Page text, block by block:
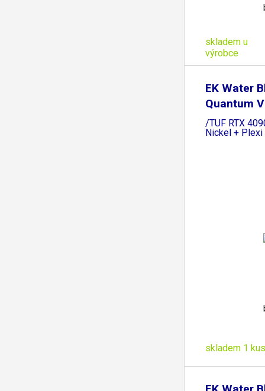
skladem u
výrobce
EK Water
Quantum
/TUF RTX
Nickel + Plexi
skladem 1 kus